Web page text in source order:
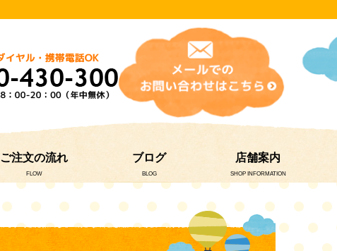
ご注文の流れ
FLOW
ブログ
BLOG
店舗案内
SHOP INFORMATION